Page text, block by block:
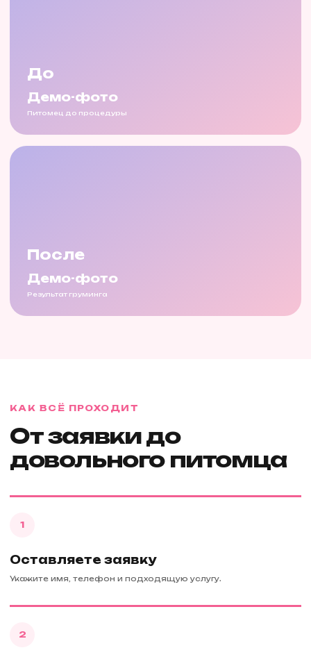
До
Демо-фото
Питомец до процедуры
После
Демо-фото
Результат груминга
КАК ВСЁ ПРОХОДИТ
От заявки до
довольного питомца
1
Оставляете заявку
Укажите имя, телефон и подходящую услугу.
2